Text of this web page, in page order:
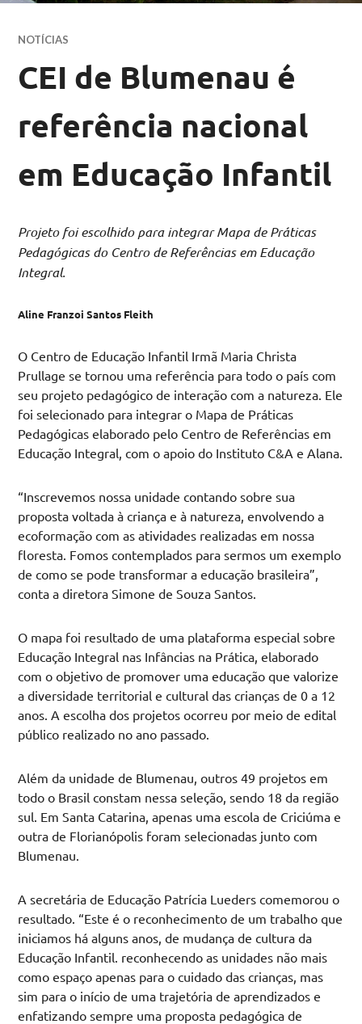
NOTÍCIAS
CEI de Blumenau é
referência nacional
em Educação Infantil
Projeto foi escolhido para integrar Mapa de Práticas
Pedagógicas do Centro de Referências em Educação
Integral.
Aline Franzoi Santos Fleith
O Centro de Educação Infantil Irmã Maria Christa
Prullage se tornou uma referência para todo o país com
seu projeto pedagógico de interação com a natureza. Ele
foi selecionado para integrar o Mapa de Práticas
Pedagógicas elaborado pelo Centro de Referências em
Educação Integral, com o apoio do Instituto C&A e Alana.
“Inscrevemos nossa unidade contando sobre sua
proposta voltada à criança e à natureza, envolvendo a
ecoformação com as atividades realizadas em nossa
floresta. Fomos contemplados para sermos um exemplo
de como se pode transformar a educação brasileira”,
conta a diretora Simone de Souza Santos.
O mapa foi resultado de uma plataforma especial sobre
Educação Integral nas Infâncias na Prática, elaborado
com o objetivo de promover uma educação que valorize
a diversidade territorial e cultural das crianças de 0 a 12
anos. A escolha dos projetos ocorreu por meio de edital
público realizado no ano passado.
Além da unidade de Blumenau, outros 49 projetos em
todo o Brasil constam nessa seleção, sendo 18 da região
sul. Em Santa Catarina, apenas uma escola de Criciúma e
outra de Florianópolis foram selecionadas junto com
Blumenau.
A secretária de Educação Patrícia Lueders comemorou o
resultado. “Este é o reconhecimento de um trabalho que
iniciamos há alguns anos, de mudança de cultura da
Educação Infantil. reconhecendo as unidades não mais
como espaço apenas para o cuidado das crianças, mas
sim para o início de uma trajetória de aprendizados e
enfatizando sempre uma proposta pedagógica de